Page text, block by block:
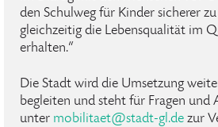
den Schulweg für Kinder sicherer
gleichzeitig die Lebensqualität im
erhalten.“
Die Stadt wird die Umsetzung
begleiten und steht für Fragen und
unter mobilitaet@stadt-gl.de zur